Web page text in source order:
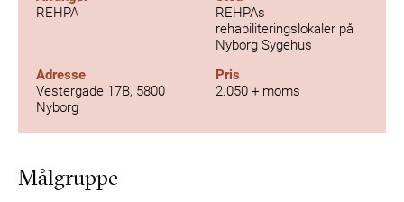
Målgruppe
REHPA
REHPAs
rehabiliteringslokaler på
Nyborg Sygehus
Adresse
Vestergade 17B, 5800
Nyborg
Pris
2.050 + moms